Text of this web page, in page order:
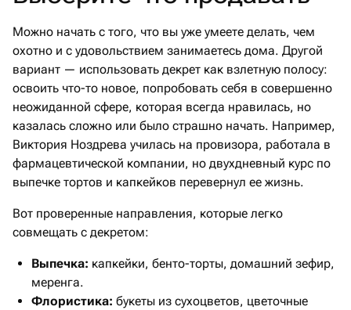
Можно начать с того, что вы уже умеете делать, чем
охотно и с удовольствием занимаетесь дома. Другой
вариант — использовать декрет как взлетную полосу:
освоить что-то новое, попробовать себя в совершенно
неожиданной сфере, которая всегда нравилась, но
казалась сложно или было страшно начать. Например,
Виктория Ноздрева училась на провизора, работала в
фармацевтической компании, но двухдневный курс по
выпечке тортов и капкейков перевернул ее жизнь.
Вот проверенные направления, которые легко
совмещать с декретом:
Выпечка: капкейки, бенто-торты, домашний зефир,
меренга.
Флористика: букеты из сухоцветов, цветочные